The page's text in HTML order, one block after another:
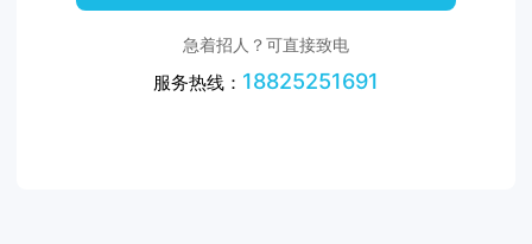
急着招人？可直接致电
服务热线： 18825251691